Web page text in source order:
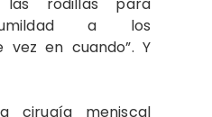
rodillas para
a los
vez en cuando”. Y
cirugía meniscal